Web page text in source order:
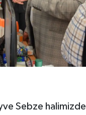
Sebze halimizde